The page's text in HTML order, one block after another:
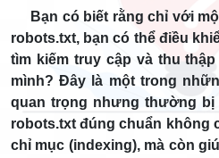
Bạn có biết rằng chỉ với
robots.txt, bạn có thể điều
tìm kiếm truy cập và thu
mình? Đây là một trong
quan trọng nhưng thường bị
robots.txt đúng chuẩn không
chỉ mục (indexing), mà còn